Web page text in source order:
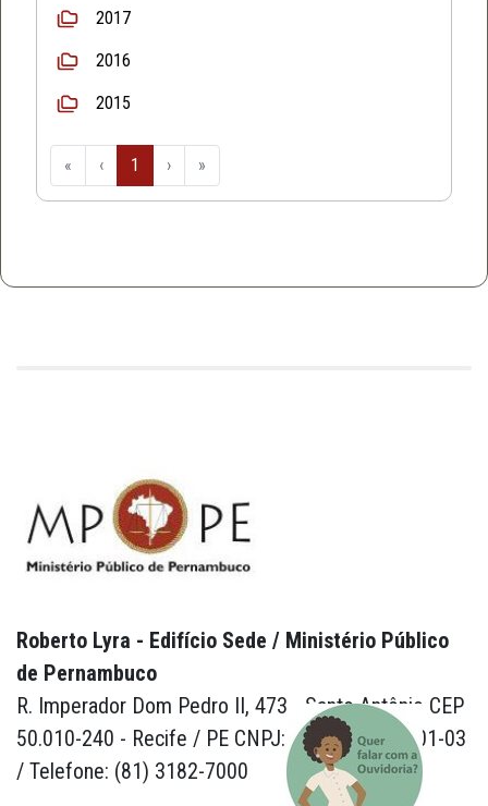
2017
2016
2015
« ‹ 1 › »
Roberto Lyra - Edifício Sede / Ministério Público
de Pernambuco
R. Imperador Dom Pedro II, 473 - Santo Antônio CEP
50.010-240 - Recife / PE CNPJ: 24.417.065/0001-03
/ Telefone: (81) 3182-7000